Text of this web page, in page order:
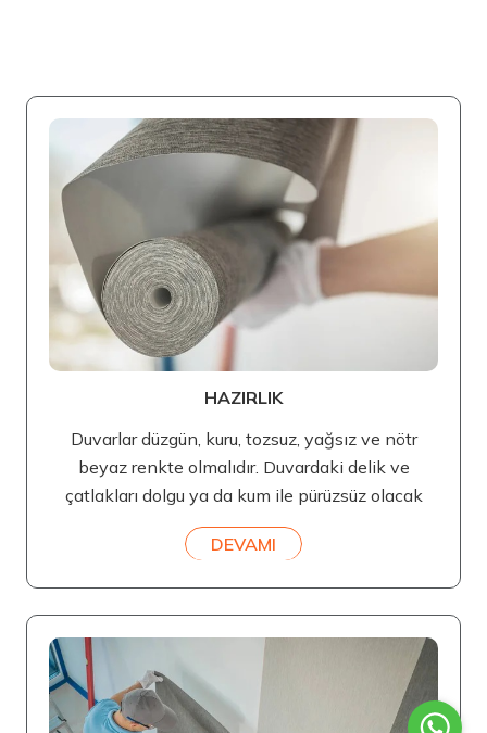
HAZIRLIK
Duvarlar düzgün, kuru, tozsuz, yağsız ve nötr
beyaz renkte olmalıdır. Duvardaki delik ve
çatlakları dolgu ya da kum ile pürüzsüz olacak
DEVAMI